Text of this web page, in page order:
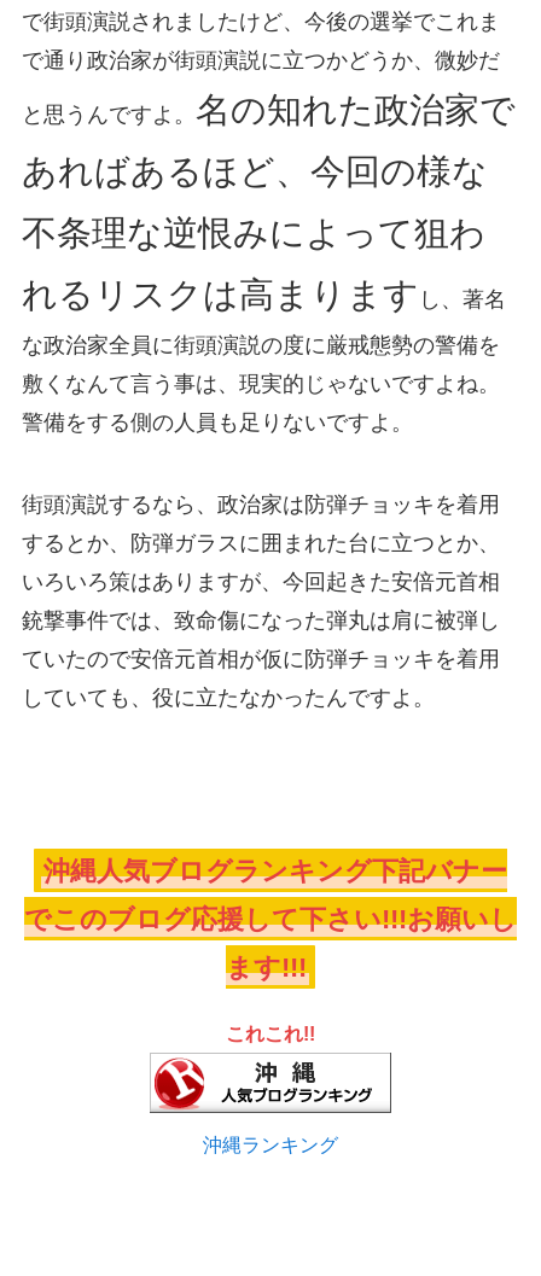
で街頭演説されましたけど、今後の選挙でこれま
で通り政治家が街頭演説に立つかどうか、微妙だ
と思うんですよ。 名の知れた政治家で
あればあるほど、今回の様な
不条理な逆恨みによって狙わ
れるリスクは高まります し、著名
な政治家全員に街頭演説の度に厳戒態勢の警備を
敷くなんて言う事は、現実的じゃないですよね。
警備をする側の人員も足りないですよ。
街頭演説するなら、政治家は防弾チョッキを着用
するとか、防弾ガラスに囲まれた台に立つとか、
いろいろ策はありますが、今回起きた安倍元首相
銃撃事件では、致命傷になった弾丸は肩に被弾し
ていたので安倍元首相が仮に防弾チョッキを着用
していても、役に立たなかったんですよ。
沖縄人気ブログランキング下記バナー
でこのブログ応援して下さい!!!お願いし
ます!!!
これこれ!!
沖縄ランキング